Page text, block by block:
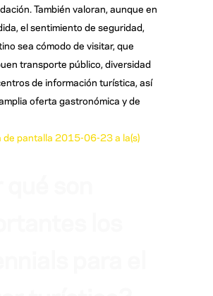
También valoran, aunque en
el sentimiento de seguridad,
sea cómodo de visitar, que
transporte público, diversidad
de información turística, así
oferta gastronómica y de